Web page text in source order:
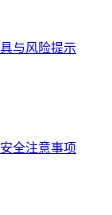
与风险提示
全注意事项